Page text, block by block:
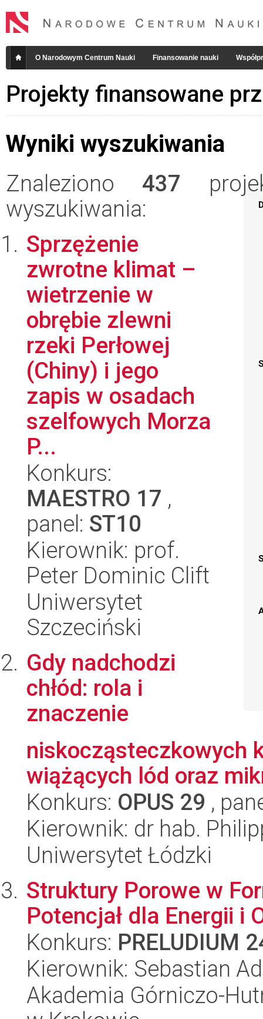
O Narodowym Centrum Nauki Finansowanie nauki
Projekty finansowane
Wyniki wyszukiwania
Znaleziono 437
wyszukiwania:
Sprzężenie
zwrotne klimat –
wietrzenie w
obrębie zlewni
rzeki Perłowej
(Chiny) i jego
zapis w osadach
szelfowych Morza
P...
Konkurs:
MAESTRO 17 ,
panel: ST10
Kierownik: prof.
Peter Dominic Clift
Uniwersytet
Szczeciński
Gdy nadchodzi
chłód: rola i
znaczenie
niskocząsteczkowych
wiążących lód oraz
Konkurs: OPUS 29 ,
Kierownik: dr hab.
Uniwersytet Łódzki
Struktury Porowe w
Potencjał dla Energii i
Konkurs: PRELUDIUM
Kierownik: Sebastian
Akademia Górniczo-